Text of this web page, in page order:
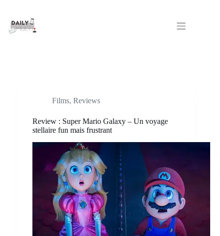
contenu
Films, Reviews
Review : Super Mario Galaxy – Un voyage
stellaire fun mais frustrant